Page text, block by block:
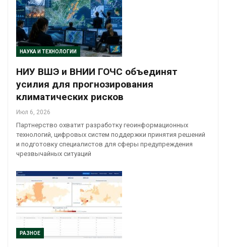
НАУКА И ТЕХНОЛОГИИ
НИУ ВШЭ и ВНИИ ГОЧС объединят
усилия для прогнозирования
климатических рисков
Июл 6, 2026
Партнерство охватит разработку геоинформационных
технологий, цифровых систем поддержки принятия решений
и подготовку специалистов для сферы предупреждения
чрезвычайных ситуаций
РАЗНОЕ